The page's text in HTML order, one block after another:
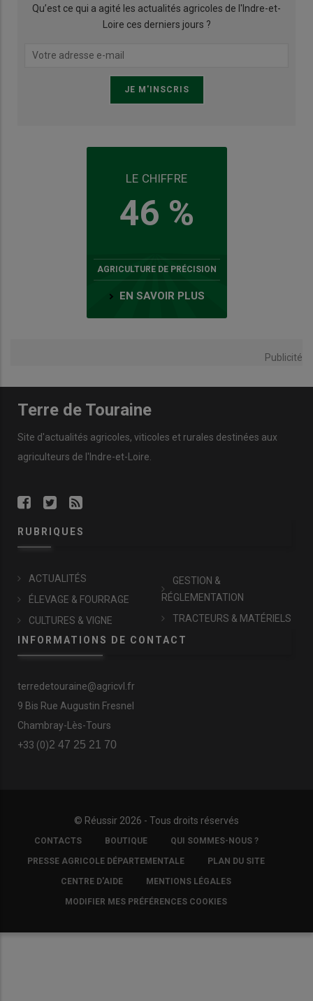
Qu’est ce qui a agité les actualités agricoles de l'Indre-et-
Loire ces derniers jours ?
LE CHIFFRE
46 %
AGRICULTURE DE PRÉCISION
EN SAVOIR PLUS
Publicité
Terre de Touraine
Site d'actualités agricoles, viticoles et rurales destinées aux
agriculteurs de l'Indre-et-Loire.
RUBRIQUES
ACTUALITÉS
ÉLEVAGE & FOURRAGE
CULTURES & VIGNE
GESTION &
RÉGLEMENTATION
TRACTEURS & MATÉRIELS
INFORMATIONS DE CONTACT
terredetouraine@agricvl.fr
9 Bis Rue Augustin Fresnel
Chambray-Lès-Tours
+33 (0)2 47 25 21 70
© Réussir 2026 - Tous droits réservés
FOOTER
COPYRIGHT
CONTACTS BOUTIQUE QUI SOMMES-NOUS ?
PRESSE AGRICOLE DÉPARTEMENTALE PLAN DU SITE
CENTRE D'AIDE MENTIONS LÉGALES
MODIFIER MES PRÉFÉRENCES COOKIES